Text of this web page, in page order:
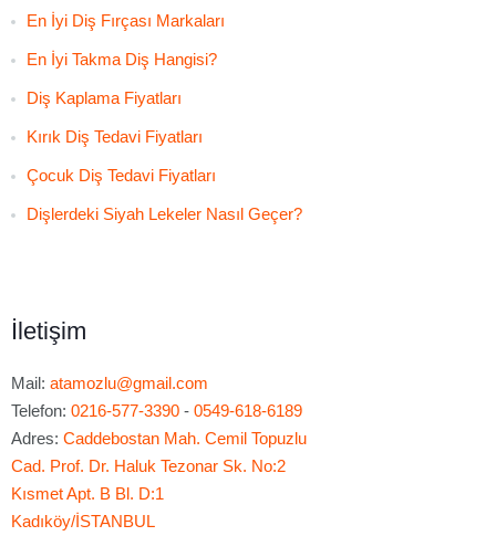
En İyi Diş Fırçası Markaları
En İyi Takma Diş Hangisi?
Diş Kaplama Fiyatları
Kırık Diş Tedavi Fiyatları
Çocuk Diş Tedavi Fiyatları
Dişlerdeki Siyah Lekeler Nasıl Geçer?
İletişim
Mail: atamozlu@gmail.com
Telefon: 0216-577-3390 - 0549-618-6189
Adres: Caddebostan Mah. Cemil Topuzlu
Cad. Prof. Dr. Haluk Tezonar Sk. No:2
Kısmet Apt. B Bl. D:1
Kadıköy/İSTANBUL